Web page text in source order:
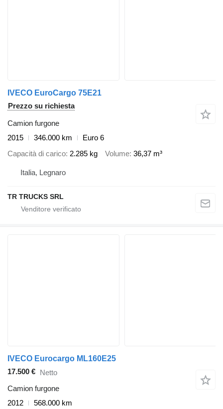
IVECO EuroCargo 75E21
Prezzo su richiesta
Camion furgone
2015
346.000 km
Euro 6
Capacità di carico 2.285 kg Volume 36,37 m³
Italia, Legnaro
TR TRUCKS SRL
IVECO Eurocargo ML160E25
17.500 € Netto
Camion furgone
2012
568.000 km